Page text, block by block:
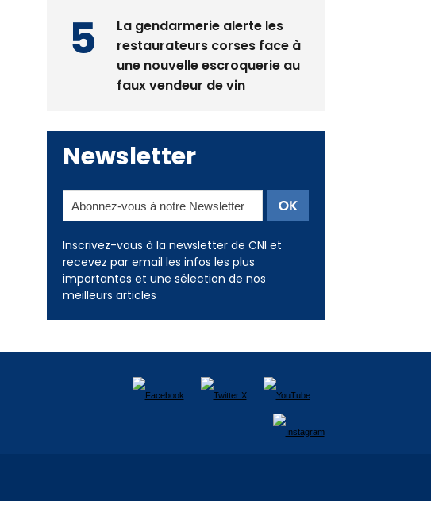
La gendarmerie alerte les
restaurateurs corses face à
une nouvelle escroquerie au
faux vendeur de vin
Newsletter
Inscrivez-vous à la newsletter de CNI et
recevez par email les infos les plus
importantes et une sélection de nos
meilleurs articles